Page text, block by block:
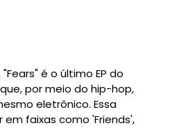
é o último EP do
por meio do hip-hop,
eletrônico. Essa
faixas como 'Friends',